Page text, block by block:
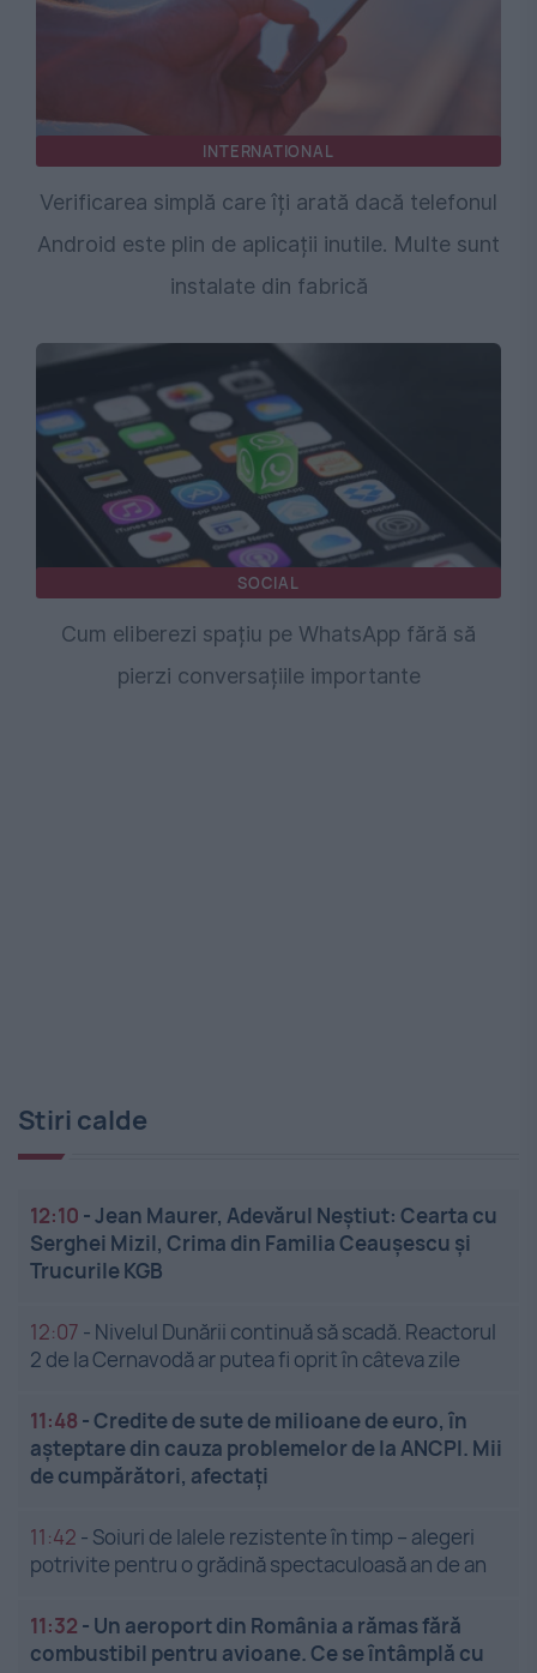
INTERNATIONAL
Verificarea simplă care îți arată dacă telefonul
Android este plin de aplicații inutile. Multe sunt
instalate din fabrică
SOCIAL
Cum eliberezi spațiu pe WhatsApp fără să
pierzi conversațiile importante
Stiri calde
12:10 -Jean Maurer, Adevărul Neștiut: Cearta cu
Serghei Mizil, Crima din Familia Ceaușescu și
Trucurile KGB
12:07 - Nivelul Dunării continuă să scadă. Reactorul
2 de la Cernavodă ar putea fi oprit în câteva zile
11:48 -Credite de sute de milioane de euro, în
așteptare din cauza problemelor de la ANCPI. Mii
de cumpărători, afectați
11:42 - Soiuri de lalele rezistente în timp – alegeri
potrivite pentru o grădină spectaculoasă an de an
11:32 - Un aeroport din România a rămas fără
combustibil pentru avioane. Ce se întâmplă cu